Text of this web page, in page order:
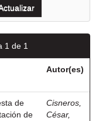
1 de 1
Autor(es)
de
de
Cisneros,
César,